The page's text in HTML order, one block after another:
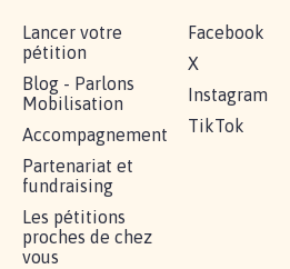
Lancer votre
pétition
Blog - Parlons
Mobilisation
Accompagnement
Partenariat et
fundraising
Les pétitions
proches de chez
vous
Facebook
X
Instagram
TikTok